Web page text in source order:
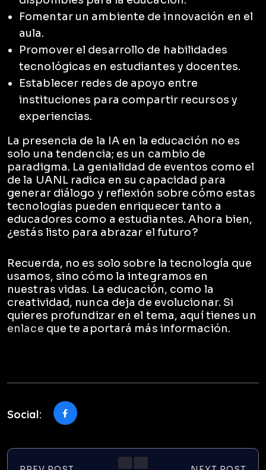
Fomentar un ambiente de innovación en el
aula.
Promover el desarrollo de habilidades
tecnológicas en estudiantes y docentes.
Establecer redes de apoyo entre
instituciones para compartir recursos y
experiencias.
La presencia de la IA en la educación no es
solo una tendencia; es un cambio de
paradigma. La genialidad de eventos como el
de la UANL radica en su capacidad para
generar diálogo y reflexión sobre cómo estas
tecnologías pueden enriquecer tanto a
educadores como a estudiantes. Ahora bien,
¿estás listo para abrazar el futuro?
Recuerda, no es solo sobre la tecnología que
usamos, sino cómo la integramos en
nuestras vidas. La educación, como la
creatividad, nunca deja de evolucionar. Si
quieres profundizar en el tema, aquí tienes un
enlace que te aportará más información.
Social: